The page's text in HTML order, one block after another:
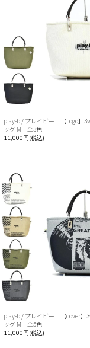
play-b / プレイビー 【Logo】
ッグ M 全3色
11,000円(税込)
play-b / プレイビー 【cover】
ッグ M 全5色
11,000円(税込)